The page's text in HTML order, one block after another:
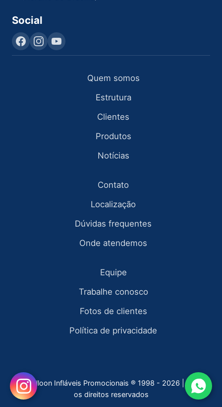
Social
Quem somos
Estrutura
Clientes
Produtos
Notícias
Contato
Localização
Dúvidas frequentes
Onde atendemos
Equipe
Trabalhe conosco
Fotos de clientes
Política de privacidade
Fly Balloon Infláveis Promocionais ® 1998 - 2026 | todos
os direitos reservados